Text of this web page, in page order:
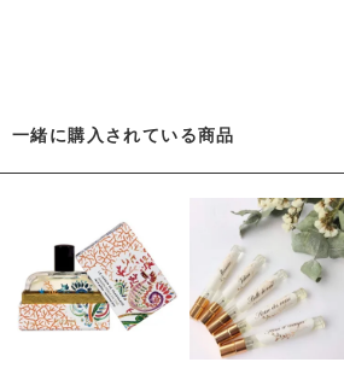
一緒に購入されている商品